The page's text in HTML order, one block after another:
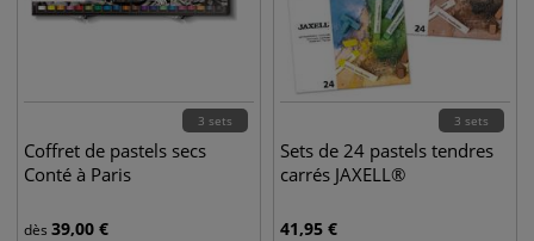
3 sets
Coffret de pastels secs
Conté à Paris
dès 39,00 €
3 sets
Sets de 24 pastels tendres
carrés JAXELL®
41,95 €